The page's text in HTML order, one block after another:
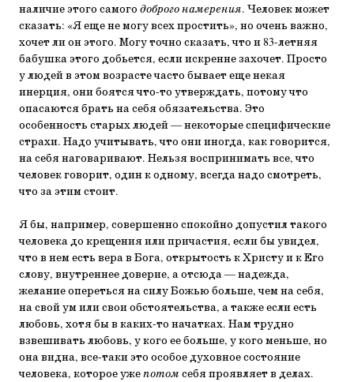
наличие этого самого доброго намерения. Человек может
сказать: «Я еще не могу всех простить», но очень важно,
хочет ли он этого. Могу точно сказать, что и 83-летняя
бабушка этого добьется, если искренне захочет. Просто
у людей в этом возрасте часто бывает еще некая
инерция, они боятся что-то утверждать, потому что
опасаются брать на себя обязательства. Это
особенность старых людей — некоторые специфические
страхи. Надо учитывать, что они иногда, как говорится,
на себя наговаривают. Нельзя воспринимать все, что
человек говорит, один к одному, всегда надо смотреть,
что за этим стоит.
Я бы, например, совершенно спокойно допустил такого
человека до крещения или причастия, если бы увидел,
что в нем есть вера в Бога, открытость к Христу и к Его
слову, внутреннее доверие, а отсюда — надежда,
желание опереться на силу Божью больше, чем на себя,
на свой ум или свои обстоятельства, а также если есть
любовь, хотя бы в каких-то начатках. Нам трудно
взвешивать любовь, у кого ее больше, у кого меньше, но
она видна, все-таки это особое духовное состояние
человека, которое ужепотом себя проявляет в делах.